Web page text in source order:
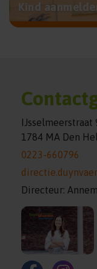
Kind
IJsselmeerstraat
1784 MA Den
0223-660796
Directeur: